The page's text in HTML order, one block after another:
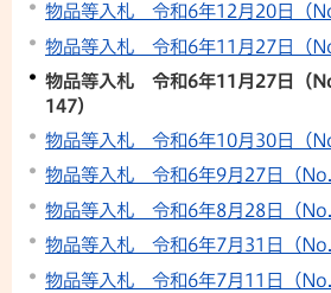
物品等入札 令和6年12月20日（
物品等入札 令和6年11月27日（
物品等入札 令和6年11月27日（
147）
物品等入札 令和6年10月30日（
物品等入札 令和6年9月27日（
物品等入札 令和6年8月28日（
物品等入札 令和6年7月31日（
物品等入札 令和6年7月11日（